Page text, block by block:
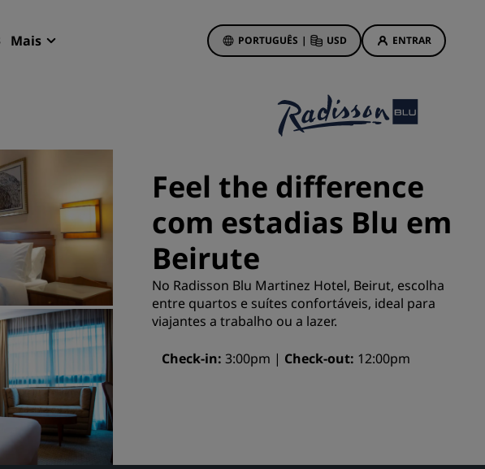
Mais PORTUGUÊS | USD ENTRAR
com serviços
aeroportos
futuros hotéis
e eventos
o Radisson Meetings
um espaço para
cotação
para eventos
setoriais
Ofertas de hotéis
Prêmios desde o primeiro
Deals of the Day
Reserve com antecedência
Confira nossos pacotes
Ideias de viagens
Hotéis familiares
Feel the difference
com estadias Blu em
Beirute
No Radisson Blu Martinez Hotel, Beirut, escolha
entre quartos e suítes confortáveis, ideal para
viajantes a trabalho ou a lazer.
Check-in 3:00pm Check-out 12:00pm